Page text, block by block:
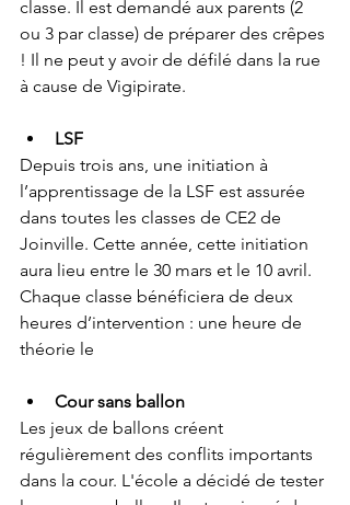
classe. Il est demandé aux parents (2
ou 3 par classe) de préparer des crêpes
! Il ne peut y avoir de défilé dans la rue
à cause de Vigipirate.
LSF
Depuis trois ans, une initiation à
l’apprentissage de la LSF est assurée
dans toutes les classes de CE2 de
Joinville. Cette année, cette initiation
aura lieu entre le 30 mars et le 10 avril.
Chaque classe bénéficiera de deux
heures d’intervention : une heure de
théorie le
Cour sans ballon
Les jeux de ballons créent
régulièrement des conflits importants
dans la cour. L'école a décidé de tester